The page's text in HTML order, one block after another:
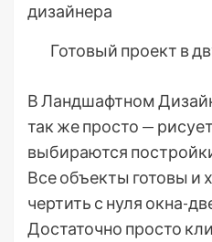
Готовый проект в
В Ландшафтном
так же просто —
выбираются
Все объекты готовы и
чертить с нуля окна-
Достаточно просто